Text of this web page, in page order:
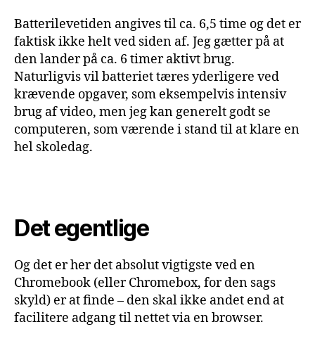
Batterilevetiden angives til ca. 6,5 time og det er
faktisk ikke helt ved siden af. Jeg gætter på at
den lander på ca. 6 timer aktivt brug.
Naturligvis vil batteriet tæres yderligere ved
krævende opgaver, som eksempelvis intensiv
brug af video, men jeg kan generelt godt se
computeren, som værende i stand til at klare en
hel skoledag.
Det egentlige
Og det er her det absolut vigtigste ved en
Chromebook (eller Chromebox, for den sags
skyld) er at finde – den skal ikke andet end at
facilitere adgang til nettet via en browser.